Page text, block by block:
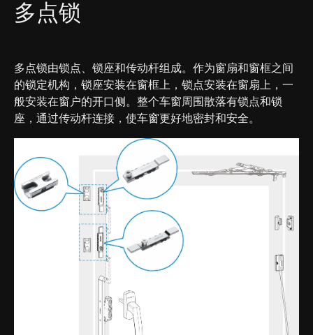
多点锁
多点锁由锁点、锁座和传动杆组成。作为窗扇和窗框之间
的锁定机构，锁座安装在窗框上，锁点安装在窗扇上，一
般安装在窗户的开口侧。整个车窗周围散落有锁点和锁
座，通过传动杆连接，使车窗更好地密封和安全。